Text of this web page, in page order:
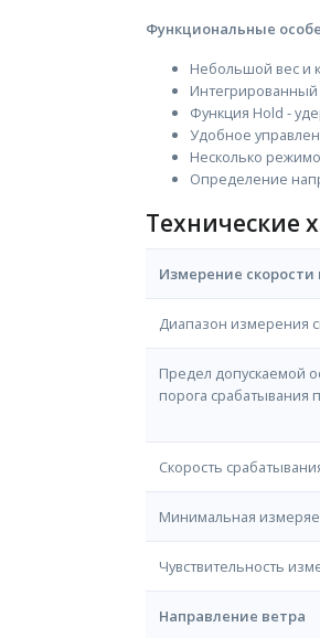
Функциональные
Небольшой вес и
Интегрированный
Функция Hold -
Удобное
Несколько
Определение
Технические
Измерение скорости
Диапазон измерения
Предел допускаемой
порога срабатывания
Скорость
Минимальная
Чувствительность
Направление ветра